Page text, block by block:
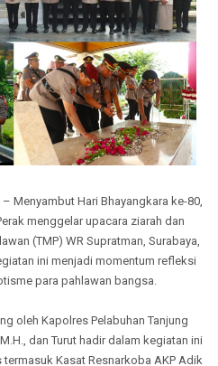
Menyambut Hari Bhayangkara ke-80,
menggelar upacara ziarah dan
(TMP) WR Supratman, Surabaya,
ini menjadi momentum refleksi
para pahlawan bangsa.
oleh Kapolres Pelabuhan Tanjung
dan Turut hadir dalam kegiatan ini
termasuk Kasat Resnarkoba AKP Adik